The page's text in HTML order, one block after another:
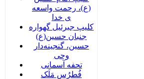
(ع)، رحمت واسعه
ی خدا
کلیپ جبرئیل گهواره
جنبان حسین(ع)
حسین، گنجینه‌دار
وحی
تحفه آسمانی
فُطرُسِ مَلَک